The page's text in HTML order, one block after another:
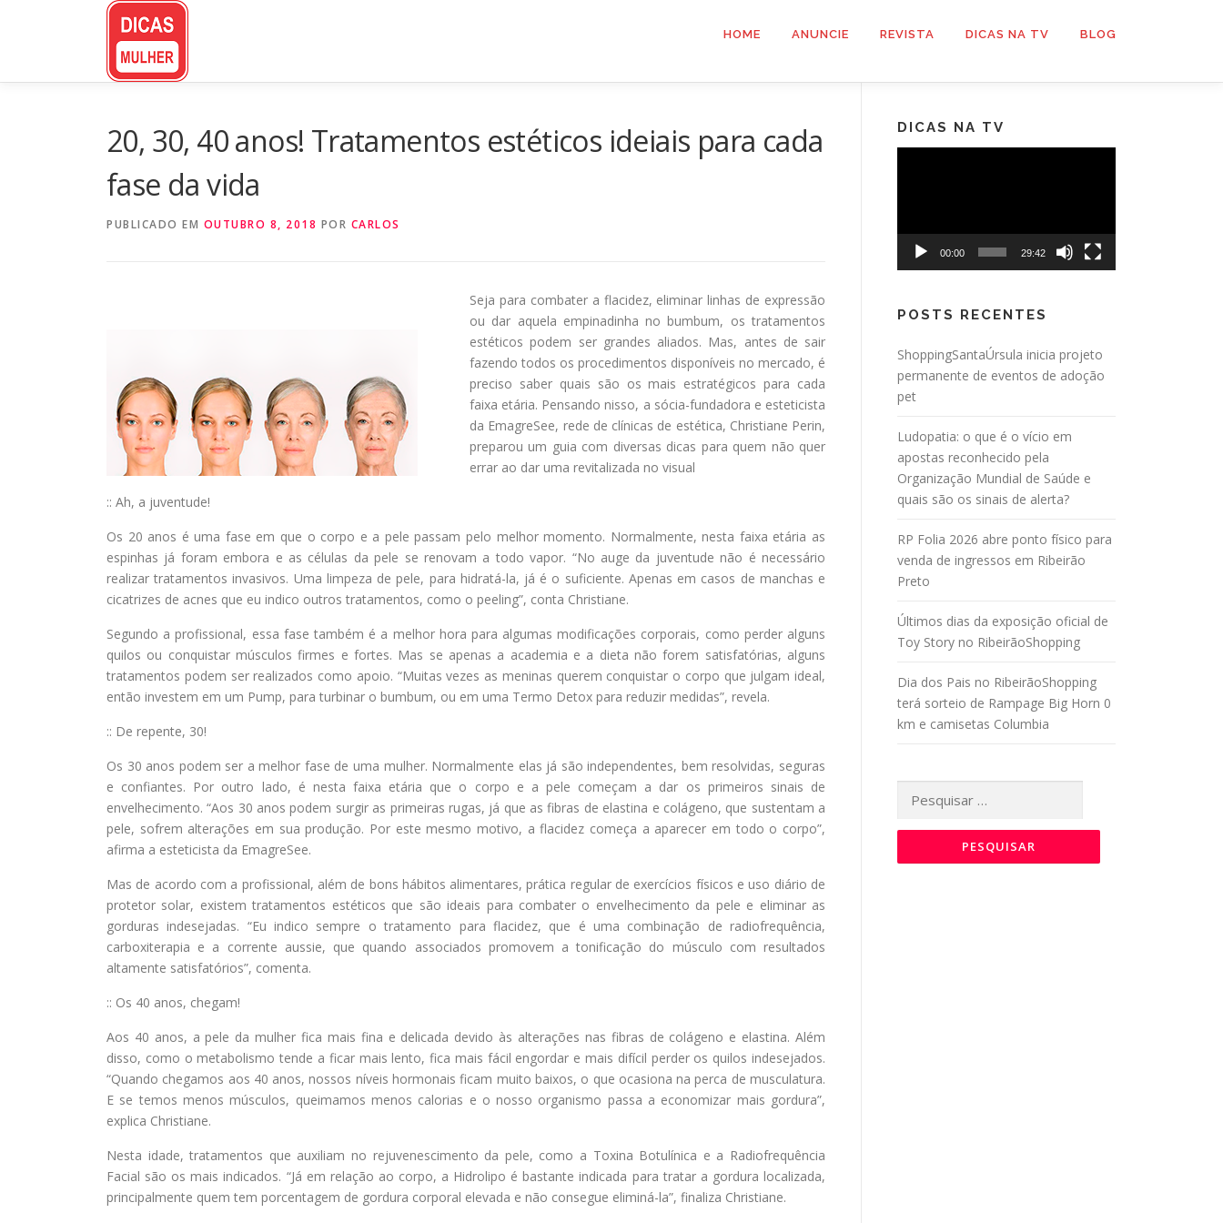
HOME ANUNCIE REVISTA DICAS NA TV BLOG
20, 30, 40 anos! Tratamentos estéticos ideiais para cada
fase da vida
PUBLICADO EM OUTUBRO 8, 2018 POR CARLOS
Seja para combater a flacidez, eliminar linhas de expressão
ou dar aquela empinadinha no bumbum, os tratamentos
estéticos podem ser grandes aliados. Mas, antes de sair
fazendo todos os procedimentos disponíveis no mercado, é
preciso saber quais são os mais estratégicos para cada
faixa etária. Pensando nisso, a sócia-fundadora e esteticista
da EmagreSee, rede de clínicas de estética, Christiane Perin,
preparou um guia com diversas dicas para quem não quer
errar ao dar uma revitalizada no visual
:: Ah, a juventude!
Os 20 anos é uma fase em que o corpo e a pele passam pelo melhor momento. Normalmente, nesta faixa etária as
espinhas já foram embora e as células da pele se renovam a todo vapor. “No auge da juventude não é necessário
realizar tratamentos invasivos. Uma limpeza de pele, para hidratá-la, já é o suficiente. Apenas em casos de manchas e
cicatrizes de acnes que eu indico outros tratamentos, como o peeling”, conta Christiane.
Segundo a profissional, essa fase também é a melhor hora para algumas modificações corporais, como perder alguns
quilos ou conquistar músculos firmes e fortes. Mas se apenas a academia e a dieta não forem satisfatórias, alguns
tratamentos podem ser realizados como apoio. “Muitas vezes as meninas querem conquistar o corpo que julgam ideal,
então investem em um Pump, para turbinar o bumbum, ou em uma Termo Detox para reduzir medidas”, revela.
:: De repente, 30!
Os 30 anos podem ser a melhor fase de uma mulher. Normalmente elas já são independentes, bem resolvidas, seguras
e confiantes. Por outro lado, é nesta faixa etária que o corpo e a pele começam a dar os primeiros sinais de
envelhecimento. “Aos 30 anos podem surgir as primeiras rugas, já que as fibras de elastina e colágeno, que sustentam a
pele, sofrem alterações em sua produção. Por este mesmo motivo, a flacidez começa a aparecer em todo o corpo”,
afirma a esteticista da EmagreSee.
Mas de acordo com a profissional, além de bons hábitos alimentares, prática regular de exercícios físicos e uso diário de
protetor solar, existem tratamentos estéticos que são ideais para combater o envelhecimento da pele e eliminar as
gorduras indesejadas. “Eu indico sempre o tratamento para flacidez, que é uma combinação de radiofrequência,
carboxiterapia e a corrente aussie, que quando associados promovem a tonificação do músculo com resultados
altamente satisfatórios”, comenta.
:: Os 40 anos, chegam!
Aos 40 anos, a pele da mulher fica mais fina e delicada devido às alterações nas fibras de colágeno e elastina. Além
disso, como o metabolismo tende a ficar mais lento, fica mais fácil engordar e mais difícil perder os quilos indesejados.
“Quando chegamos aos 40 anos, nossos níveis hormonais ficam muito baixos, o que ocasiona na perca de musculatura.
E se temos menos músculos, queimamos menos calorias e o nosso organismo passa a economizar mais gordura”,
explica Christiane.
Nesta idade, tratamentos que auxiliam no rejuvenescimento da pele, como a Toxina Botulínica e a Radiofrequência
Facial são os mais indicados. “Já em relação ao corpo, a Hidrolipo é bastante indicada para tratar a gordura localizada,
principalmente quem tem porcentagem de gordura corporal elevada e não consegue eliminá-la”, finaliza Christiane.
DICAS NA TV
00:00 29:42
POSTS RECENTES
ShoppingSantaÚrsula inicia projeto
permanente de eventos de adoção
pet
Ludopatia: o que é o vício em
apostas reconhecido pela
Organização Mundial de Saúde e
quais são os sinais de alerta?
RP Folia 2026 abre ponto físico para
venda de ingressos em Ribeirão
Preto
Últimos dias da exposição oficial de
Toy Story no RibeirãoShopping
Dia dos Pais no RibeirãoShopping
terá sorteio de Rampage Big Horn 0
km e camisetas Columbia
por: